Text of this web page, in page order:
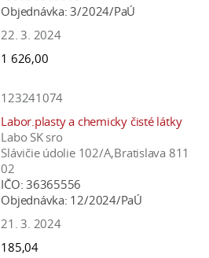
Objednávka: 3/2024/PaÚ
22. 3. 2024
1 626,00
123241074
Labor.plasty a chemicky čisté látky
Labo SK sro
Slávičie údolie 102/A,Bratislava 811
02
IČO: 36365556
Objednávka: 12/2024/PaÚ
21. 3. 2024
185,04